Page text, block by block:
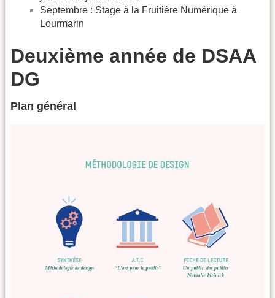
Septembre : Stage à la Fruitière Numérique à
Lourmarin
Deuxième année de DSAA
DG
Plan général